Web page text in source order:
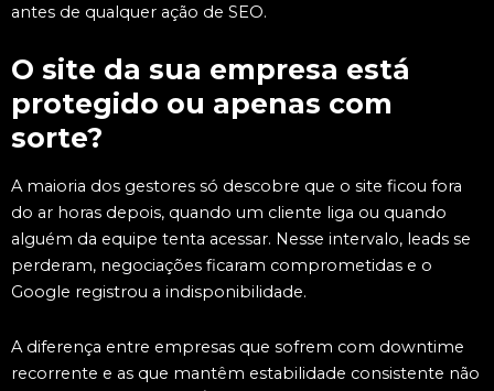
antes de qualquer ação de SEO.
O site da sua empresa está
protegido ou apenas com
sorte?
A maioria dos gestores só descobre que o site ficou fora
do ar horas depois, quando um cliente liga ou quando
alguém da equipe tenta acessar. Nesse intervalo, leads se
perderam, negociações ficaram comprometidas e o
Google registrou a indisponibilidade.
A diferença entre empresas que sofrem com downtime
recorrente e as que mantêm estabilidade consistente não